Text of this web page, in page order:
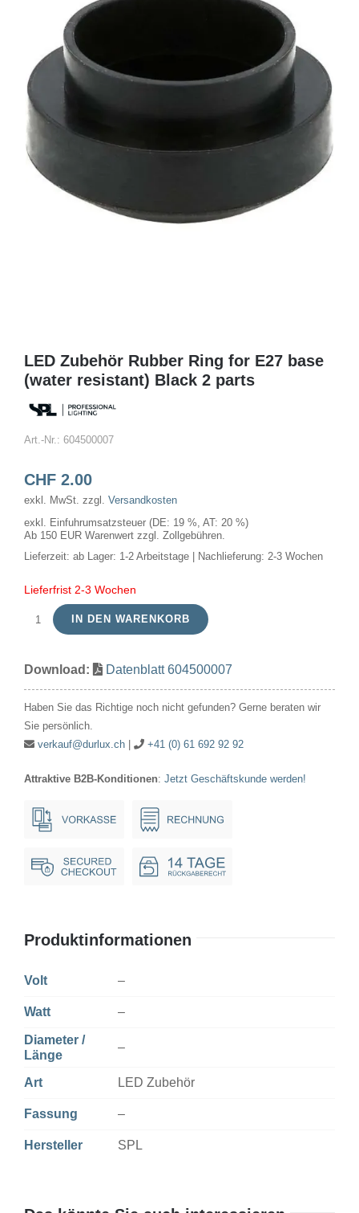
LED Zubehör Rubber Ring for E27 base
(water resistant) Black 2 parts
Art.-Nr.: 604500007
CHF2.00
exkl. MwSt. zzgl. Versandkosten
exkl. Einfuhrumsatzsteuer (DE: 19 %, AT: 20 %)
Ab 150 EUR Warenwert zzgl. Zollgebühren.
Lieferzeit: ab Lager: 1-2 Arbeitstage | Nachlieferung: 2-3 Wochen
Lieferfrist 2-3 Wochen
LED
Rubber
E27
(water
resistant)
Black
parts
IN DEN WARENKORB
Download: Datenblatt 604500007
Haben Sie das Richtige noch nicht gefunden? Gerne beraten wir
Sie persönlich.
verkauf@durlux.ch| +41 (0) 61 692 92 92
Attraktive B2B-Konditionen: Jetzt Geschäftskunde werden!
Produktinformationen
Volt –
Watt –
Diameter /
Länge
–
Art LED Zubehör
Fassung –
Hersteller SPL